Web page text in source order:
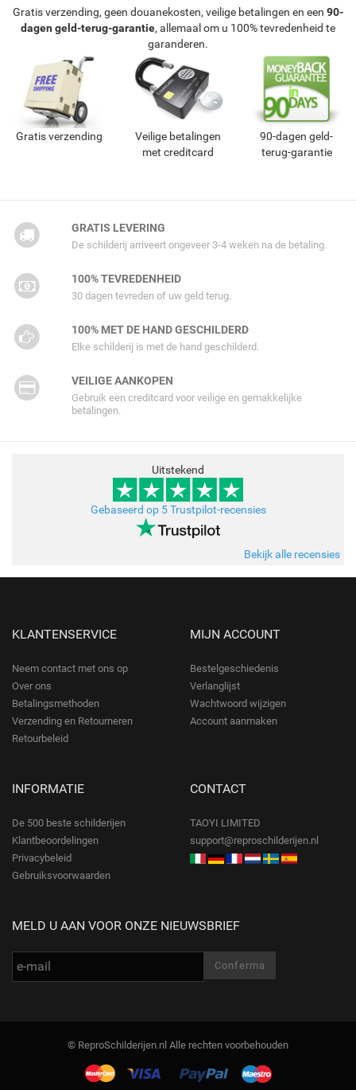
Gratis verzending, geen douanekosten, veilige betalingen en een 90-
dagen geld-terug-garantie, allemaal om u 100% tevredenheid te
garanderen.
Gratis verzending
Veilige betalingen
met creditcard
90-dagen geld-
terug-garantie
GRATIS LEVERING
De schilderij arriveert ongeveer 3-4 weken na de betaling.
100% TEVREDENHEID
30 dagen tevreden of uw geld terug.
100% MET DE HAND GESCHILDERD
Elke schilderij is met de hand geschilderd.
VEILIGE AANKOPEN
Gebruik een creditcard voor veilige en gemakkelijke
betalingen.
Uitstekend
Gebaseerd op 5 Trustpilot-recensies
Bekijk alle recensies
KLANTENSERVICE
Neem contact met ons op
Over ons
Betalingsmethoden
Verzending en Retourneren
Retourbeleid
MIJN ACCOUNT
Bestelgeschiedenis
Verlanglijst
Wachtwoord wijzigen
Account aanmaken
INFORMATIE
De 500 beste schilderijen
Klantbeoordelingen
Privacybeleid
Gebruiksvoorwaarden
CONTACT
TAOYI LIMITED
support@reproschilderijen.nl
MELD U AAN VOOR ONZE NIEUWSBRIEF
© ReproSchilderijen.nl Alle rechten voorbehouden